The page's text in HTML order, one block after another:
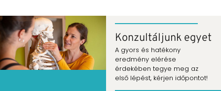
Konzultáljunk egyet
A gyors és hatékony
eredmény elérése
érdekében tegye meg az
első lépést, kérjen időpontot!